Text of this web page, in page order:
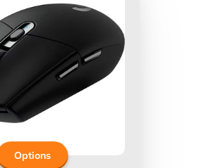
Options